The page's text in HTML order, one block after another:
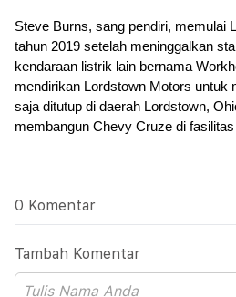
Steve Burns, sang pendiri, memulai
tahun 2019 setelah meninggalkan
kendaraan listrik lain bernama
mendirikan Lordstown Motors untuk
saja ditutup di daerah Lordstown,
membangun Chevy Cruze di
0 Komentar
Tambah Komentar